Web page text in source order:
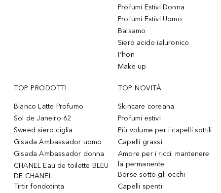
Profumi Estivi Donna
Profumi Estivi Uomo
Balsamo
Siero acido ialuronico
Phon
Make up
TOP PRODOTTI
Bianco Latte Profumo
Sol de Janeiro 62
Sweed siero ciglia
Gisada Ambassador uomo
Gisada Ambassador donna
CHANEL Eau de toilette BLEU
DE CHANEL
Tirtir fondotinta
TOP NOVITÀ
Skincare coreana
Profumi estivi
Più volume per i capelli sottili
Capelli grassi
Amore per i ricci: mantenere
la permanente
Borse sotto gli occhi
Capelli spenti